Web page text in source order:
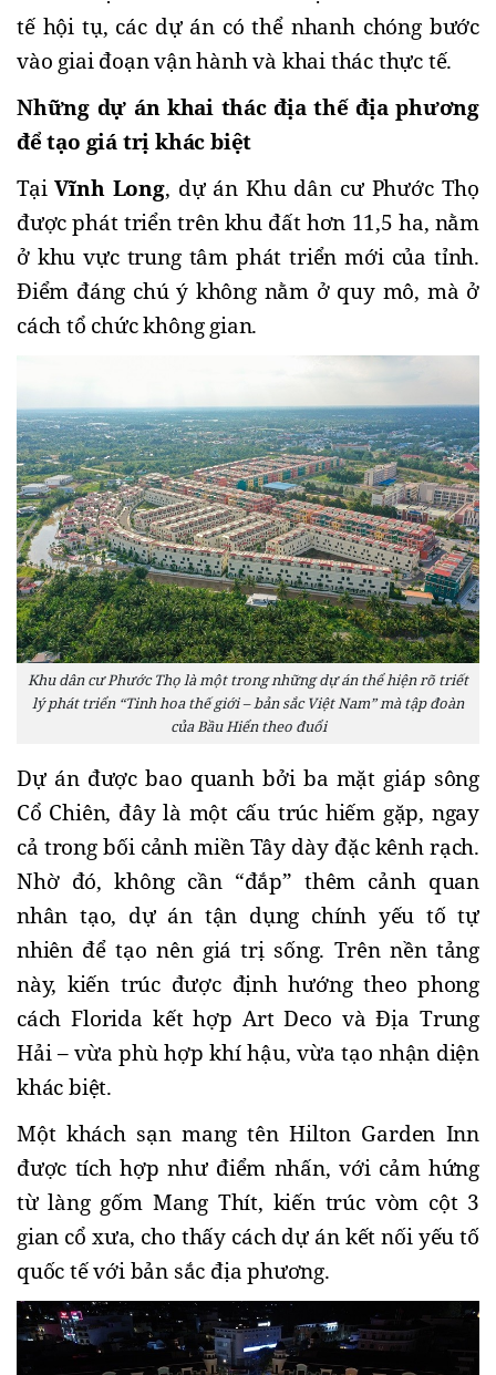
tế hội tụ, các dự án có thể nhanh chóng bước
vào giai đoạn vận hành và khai thác thực tế.
Những dự án khai thác địa thế địa phương
để tạo giá trị khác biệt
Tại Vĩnh Long, dự án Khu dân cư Phước Thọ
được phát triển trên khu đất hơn 11,5 ha, nằm
ở khu vực trung tâm phát triển mới của tỉnh.
Điểm đáng chú ý không nằm ở quy mô, mà ở
cách tổ chức không gian.
Khu dân cư Phước Thọ là một trong những dự án thể hiện rõ triết
lý phát triển “Tinh hoa thế giới – bản sắc Việt Nam” mà tập đoàn
của Bầu Hiển theo đuổi
Dự án được bao quanh bởi ba mặt giáp sông
Cổ Chiên, đây là một cấu trúc hiếm gặp, ngay
cả trong bối cảnh miền Tây dày đặc kênh rạch.
Nhờ đó, không cần “đắp” thêm cảnh quan
nhân tạo, dự án tận dụng chính yếu tố tự
nhiên để tạo nên giá trị sống. Trên nền tảng
này, kiến trúc được định hướng theo phong
cách Florida kết hợp Art Deco và Địa Trung
Hải – vừa phù hợp khí hậu, vừa tạo nhận diện
khác biệt.
Một khách sạn mang tên Hilton Garden Inn
được tích hợp như điểm nhấn, với cảm hứng
từ làng gốm Mang Thít, kiến trúc vòm cột 3
gian cổ xưa, cho thấy cách dự án kết nối yếu tố
quốc tế với bản sắc địa phương.